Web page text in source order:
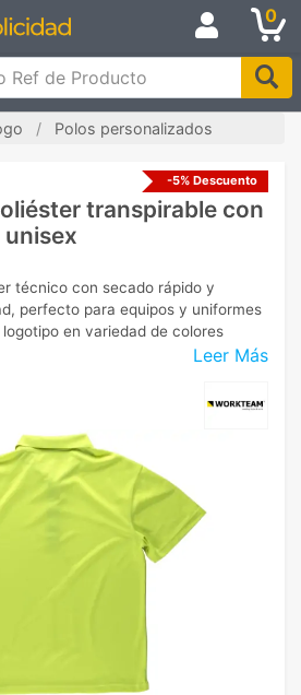
0
de Producto
Polos personalizados
-5% Descuento
transpirable con
Leer Más
técnico con secado rápido y
perfecto para equipos y uniformes
en variedad de colores